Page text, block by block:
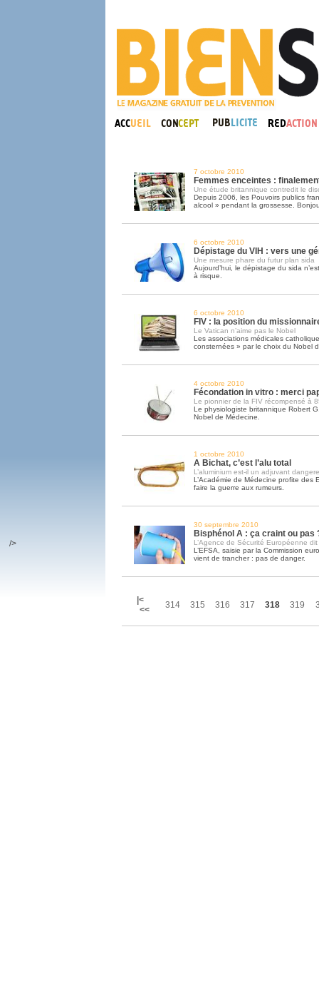
7 octobre 2010
Femmes enceintes :
Une étude britannique contredit le
Depuis 2006, les Pouvoirs publics
alcool » pendant la grossesse.
6 octobre 2010
Dépistage du VIH : vers une
Une mesure phare du futur plan sida
Aujourd’hui, le dépistage du sida
à risque.
6 octobre 2010
FIV : la position du
Le Vatican n’aime pas le Nobel
Les associations médicales
consternées » par le choix du Nobel
4 octobre 2010
Fécondation in vitro : merci
Le pionnier de la FIV récompensé à
Le physiologiste britannique Robert
Nobel de Médecine.
1 octobre 2010
A Bichat, c’est l’alu total
L’aluminium est-il un adjuvant
L’Académie de Médecine profite des
faire la guerre aux rumeurs.
30 septembre 2010
Bisphénol A : ça craint ou pas
L’Agence de Sécurité Européenne
L’EFSA, saisie par la Commission
vient de trancher : pas de danger.
|<
<<
314 315 316 317 318 319
/>